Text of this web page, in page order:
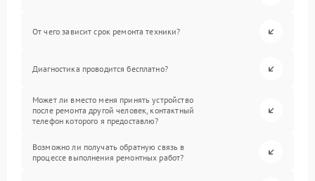
От чего зависит срок ремонта техники?
Диагностика проводится бесплатно?
Может ли вместо меня принять устройство
после ремонта другой человек, контактный
телефон которого я предоставлю?
Возможно ли получать обратную связь в
процессе выполнения ремонтных работ?